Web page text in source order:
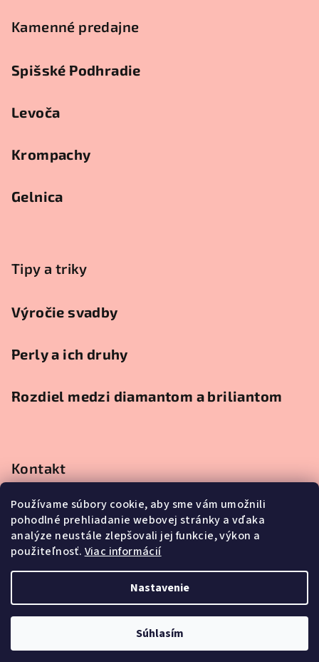
Používame súbory cookie, aby sme vám umožnili
pohodlné prehliadanie webovej stránky a vďaka
analýze neustále zlepšovali jej funkcie, výkon a
použiteľnosť. Viac informácií
Nastavenie
Súhlasím
Kamenné predajne
Spišské Podhradie
Levoča
Krompachy
Gelnica
Tipy a triky
Výročie svadby
Perly a ich druhy
Rozdiel medzi diamantom a briliantom
Kontakt
obchod@klenotnici.sk
0911991111
0911991111
Vytvoril Shoptet